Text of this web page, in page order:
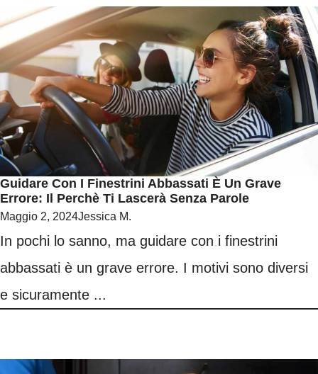
Guidare Con I Finestrini Abbassati È Un Grave
Errore: Il Perchè Ti Lascerà Senza Parole
Maggio 2, 2024Jessica M.
In pochi lo sanno, ma guidare con i finestrini
abbassati è un grave errore. I motivi sono diversi
e sicuramente ...